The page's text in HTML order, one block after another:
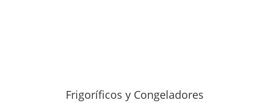
Frigoríficos y Congeladores